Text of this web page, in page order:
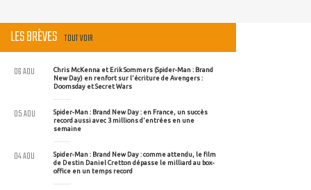
LES BRÈVES TOUT VOIR
Chris McKenna et Erik Sommers (Spider-Man : Brand
New Day) en renfort sur l'écriture de Avengers :
Doomsday et Secret Wars
06 AOU
Spider-Man : Brand New Day : en France, un succès
record aussi avec 3 millions d'entrées en une
semaine
05 AOU
Spider-Man : Brand New Day : comme attendu, le film
de Destin Daniel Cretton dépasse le milliard au box-
office en un temps record
04 AOU